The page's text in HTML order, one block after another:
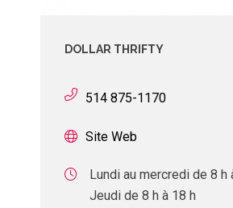
DOLLAR THRIFTY
514 875-1170
Site Web
Lundi au mercredi de 8 h
Jeudi de 8 h à 18 h